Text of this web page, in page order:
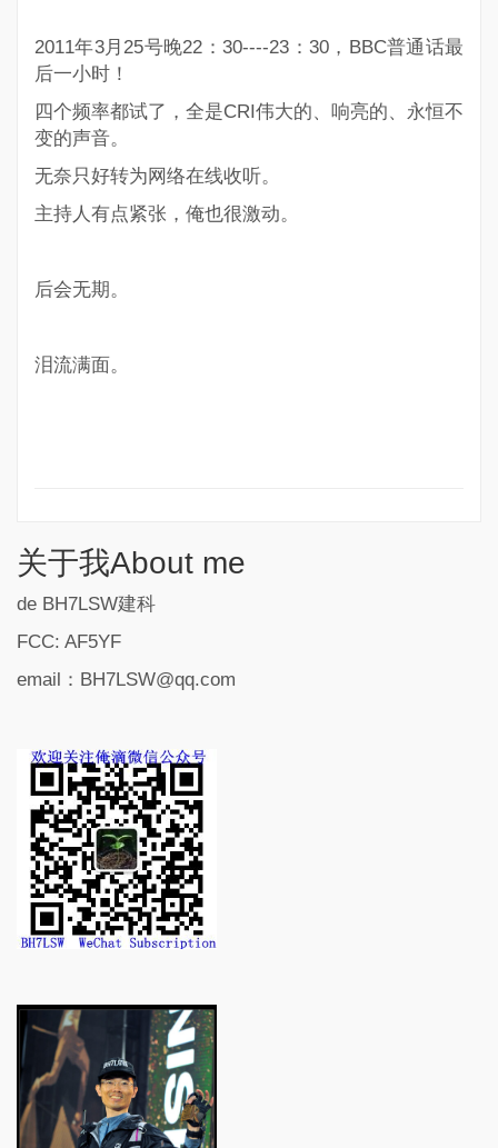
2011年3月25号晚22：30----23：30，BBC普通话最
后一小时！
四个频率都试了，全是CRI伟大的、响亮的、永恒不
变的声音。
无奈只好转为网络在线收听。
主持人有点紧张，俺也很激动。
后会无期。
泪流满面。
关于我About me
de BH7LSW建科
FCC: AF5YF
email：BH7LSW@qq.com